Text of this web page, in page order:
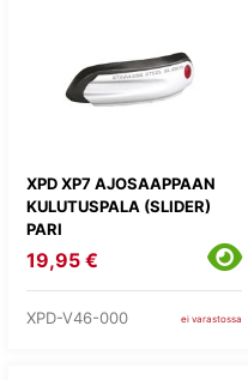
XPD XP7 AJOSAAPPAAN
KULUTUSPALA (SLIDER)
PARI
19,95 €
XPD-V46-000 ei varastossa